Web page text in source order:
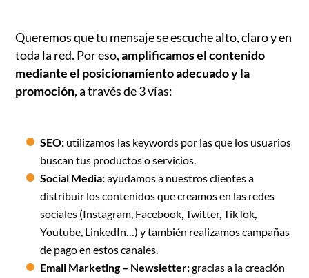
Queremos que tu mensaje se escuche alto, claro y en
toda la red. Por eso, amplificamos el contenido
mediante el posicionamiento adecuado y la
promoción, a través de 3 vías:
SEO: utilizamos las keywords por las que los usuarios
buscan tus productos o servicios.
Social Media:ayudamos a nuestros clientes a
distribuir los contenidos que creamos en las redes
sociales (Instagram, Facebook, Twitter, TikTok,
Youtube, LinkedIn…) y también realizamos campañas
de pago en estos canales.
Email Marketing – Newsletter:gracias a la creación